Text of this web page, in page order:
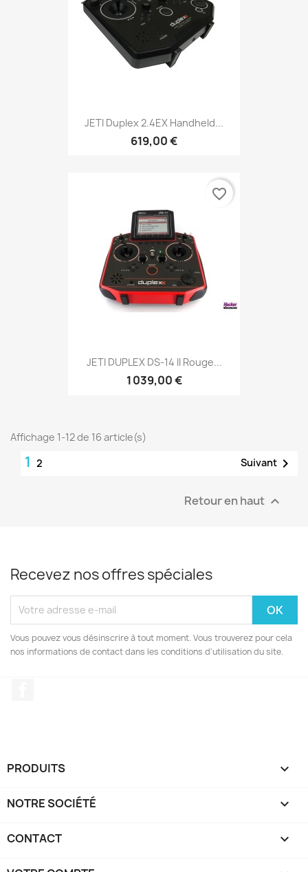
JETI Duplex 2.4EX Handheld...
619,00 €
JETI DUPLEX DS-14 II Rouge...
1 039,00 €
favorite_border
Affichage 1-12 de 16 article(s)
1 2 Suivant 
Retour en haut 
Recevez nos offres spéciales
Vous pouvez vous désinscrire à tout moment. Vous trouverez pour cela
nos informations de contact dans les conditions d'utilisation du site.
PRODUITS 
NOTRE SOCIÉTÉ 
CONTACT 